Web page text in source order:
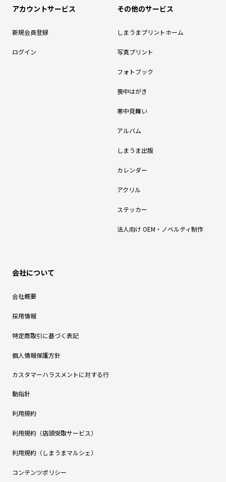
アカウントサービス
新規会員登録
ログイン
その他のサービス
しまうまプリントホーム
写真プリント
フォトブック
喪中はがき
寒中見舞い
アルバム
しまうま出版
カレンダー
アクリル
ステッカー
法人向け OEM・ノベルティ制作
会社について
会社概要
採用情報
特定商取引に基づく表記
個人情報保護方針
カスタマーハラスメントに対する行
動指針
利用規約
利用規約（店頭受取サービス）
利用規約（しまうまマルシェ）
コンテンツポリシー